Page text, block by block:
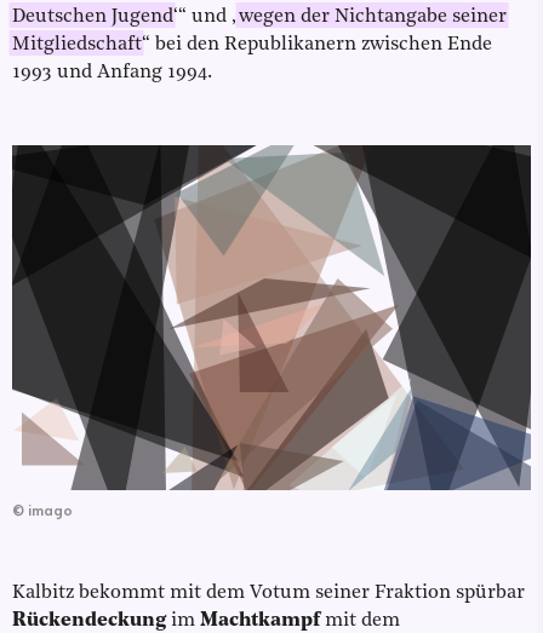
Deutschen Jugend‘“ und „wegen der Nichtangabe seiner
Mitgliedschaft“ bei den Republikanern zwischen Ende
1993 und Anfang 1994.
© imago
Kalbitz bekommt mit dem Votum seiner Fraktion spürbar
Rückendeckungim Machtkampfmit dem